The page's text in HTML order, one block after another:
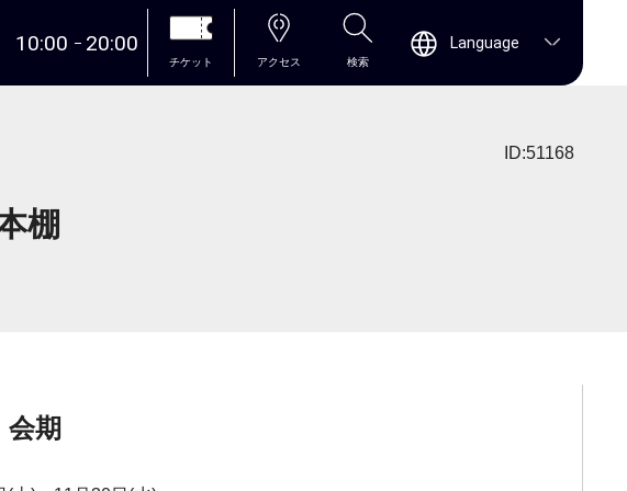
10:00 20:00
チケット アクセス 検索
Language
ID:51168
棚
会期